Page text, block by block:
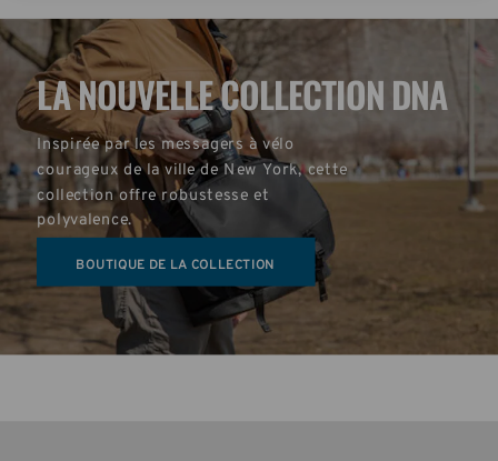
LA NOUVELLE COLLECTION DNA
Inspirée par les messagers à vélo
courageux de la ville de New York, cette
collection offre robustesse et
polyvalence.
BOUTIQUE DE LA COLLECTION